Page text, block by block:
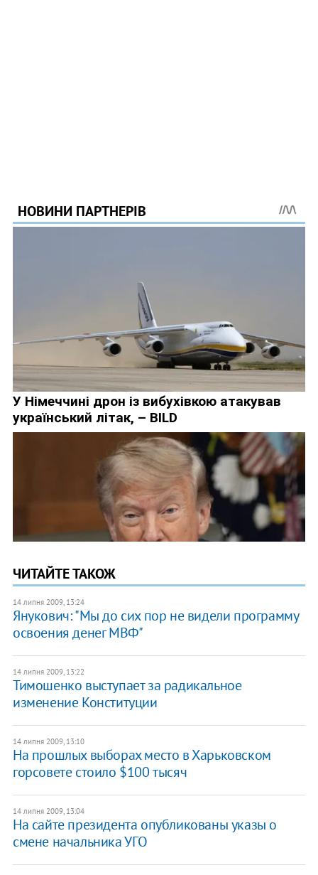
ЧИТАЙТЕ ТАКОЖ
14 липня 2009, 13:24
Янукович: "Мы до сих пор не видели программу
освоения денег МВФ"
14 липня 2009, 13:22
Тимошенко выступает за радикальное
изменение Конституции
14 липня 2009, 13:10
На прошлых выборах место в Харьковском
горсовете стоило $100 тысяч
14 липня 2009, 13:04
На сайте президента опубликованы указы о
смене начальника УГО